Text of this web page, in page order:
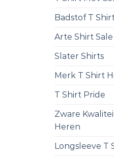
Badstof T
Arte Shirt Sale
Slater Shirts
Merk T Shirt
T Shirt Pride
Zware
Heren
Longsleeve T